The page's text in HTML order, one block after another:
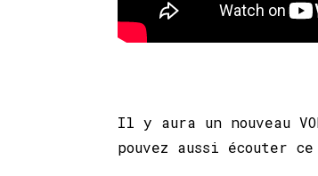
Il y aura un nouveau
pouvez aussi écouter